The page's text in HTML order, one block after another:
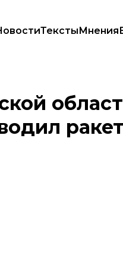
ТекстыМнения
рф, который наводил